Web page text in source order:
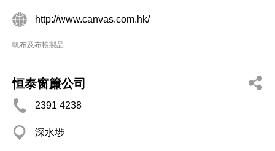
http://www.canvas.com.hk/
帆布及布帳製品
恒泰窗簾公司
2391 4238
深水埗